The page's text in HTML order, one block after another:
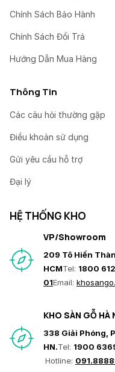
Chính Sách Bảo Hành
Chính Sách Đổi Trả
Hướng Dẫn Mua Hàng
Thông Tin
Các câu hỏi thường gặp
Điều khoản sử dụng
Gửi yêu cầu hỗ trợ
Đại lý
HỆ THỐNG KHO
VP/Showroom
209 Tô Hiến
HCMTel: 1800
01Email:
KHO SÀN GỖ HÀ
338 Giải Phóng,
HN.Tel: 1900
Hotline: